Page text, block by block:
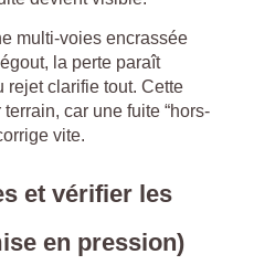
multi-voies encrassée
la perte paraît
rejet clarifie tout. Cette
car une fuite “hors-
vite.
et vérifier les
en pression)